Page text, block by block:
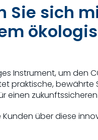
Sie sich
Instrument, um
praktische,
einen
Kunden über diese